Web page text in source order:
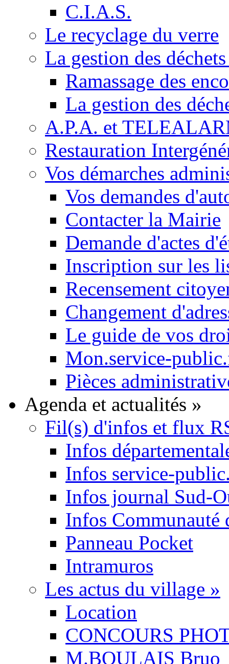
C.I.A.S.
Le recyclage du verre
La gestion des
Ramassage des
La gestion des
A.P.A. et
Restauration
Vos démarches
Vos demandes
Contacter la Mairie
Demande d'actes
Inscription sur les
Recensement
Changement
Le guide de vos
Mon.service-
Pièces
Agenda et actualités »
Fil(s) d'infos et flux
Infos
Infos service-
Infos journal Sud-
Infos Communauté
Panneau Pocket
Intramuros
Les actus du village »
Location
CONCOURS
M.BOULAIS Bruo